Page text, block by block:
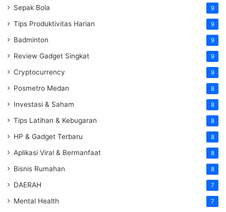
Sepak Bola 9
Tips Produktivitas Harian 9
Badminton 9
Review Gadget Singkat 9
Cryptocurrency 9
Posmetro Medan 8
Investasi & Saham 8
Tips Latihan & Kebugaran 8
HP & Gadget Terbaru 8
Aplikasi Viral & Bermanfaat 8
Bisnis Rumahan 8
DAERAH 7
Mental Health 7